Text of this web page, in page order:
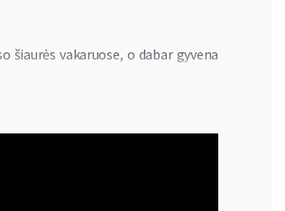
šiaurės vakaruose, o dabar gyvena